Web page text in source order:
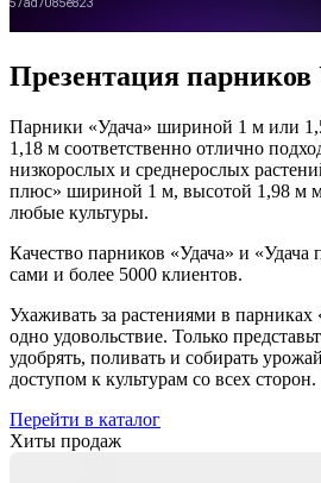
Презентация парников
Парники «Удача» шириной 1 м или
1,18 м соответственно отлично
низкорослых и среднерослых
плюс» шириной 1 м, высотой 1,98 м
любые культуры.
Качество парников «Удача» и «Удача
сами и более 5000 клиентов.
Ухаживать за растениями в парниках
одно удовольствие. Только
удобрять, поливать и собирать
доступом к культурам со всех сторон.
Перейти в каталог
Хиты продаж